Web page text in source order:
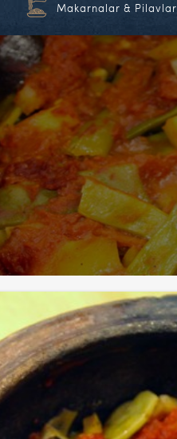
Makarnalar & Pilavlar